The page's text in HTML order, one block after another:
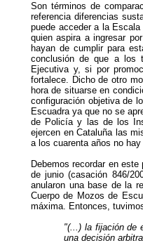
Son términos de
referencia diferencias
puede acceder a la
quien aspira a ingresar
hayan de cumplir para
conclusión de que a los
Ejecutiva y, si por
fortalece. Dicho de otro
hora de situarse en
configuración objetiva de
Escuadra ya que no se
de Policía y las de los
ejercen en Cataluña las
a los cuarenta años no
Debemos recordar en
de junio (casación 846/
anularon una base de la
Cuerpo de Mozos de
máxima. Entonces,
"(...) la fijación de
una decisión